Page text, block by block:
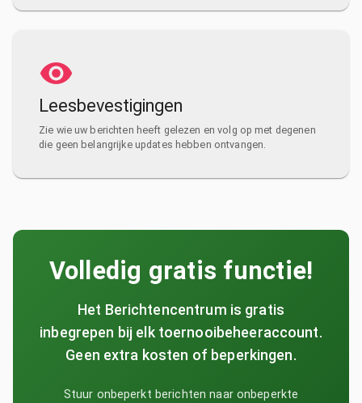
Leesbevestigingen
Zie wie uw berichten heeft gelezen en volg op met degenen
die geen belangrijke updates hebben ontvangen.
Volledig gratis functie!
Het Berichtencentrum is gratis
inbegrepen bij elk toernooibeheeraccount.
Geen extra kosten of beperkingen.
Stuur onbeperkt berichten naar onbeperkte